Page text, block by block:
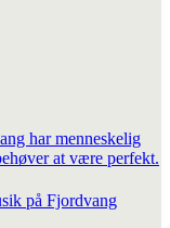
har menneskelig
at være perfekt.